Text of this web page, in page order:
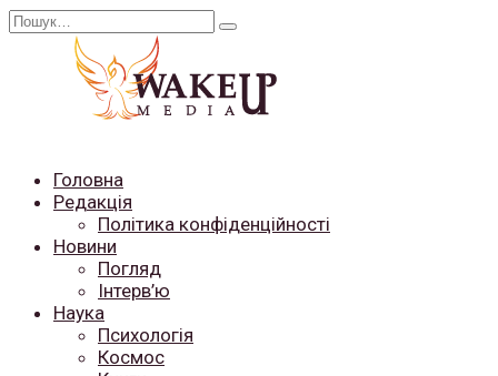
Перейти
Search
Головна
Редакція
Політика конфіденційності
Новини
Погляд
Інтерв’ю
Наука
Психологія
Космос